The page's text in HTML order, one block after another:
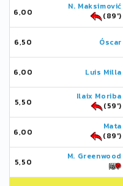
6,00
N. Maksimović
(89')
6,50 Óscar
6,00 Luis Milla
5,50
Ilaix Moriba
(59')
6,00
Mata
(89')
5,50
M. Greenwood